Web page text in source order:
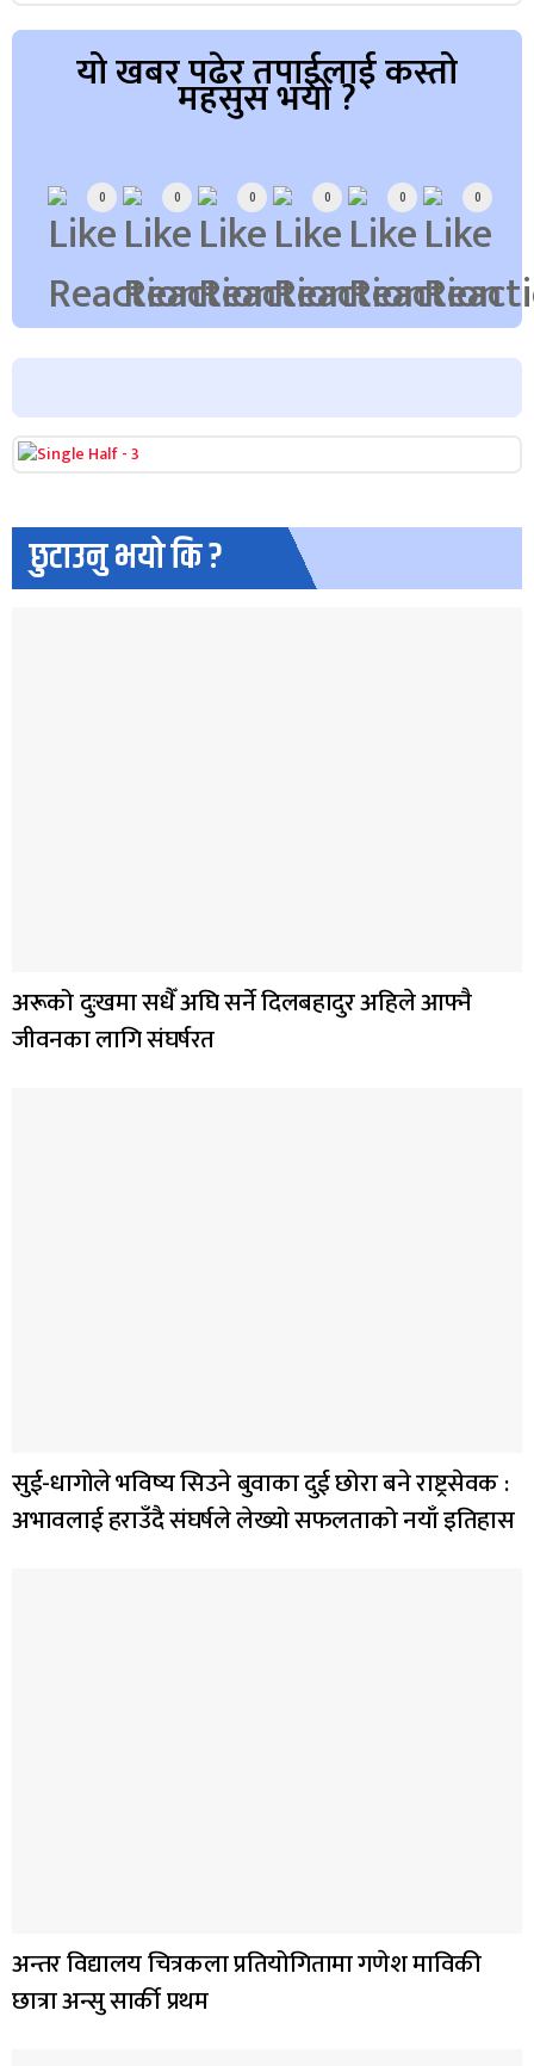
यो खबर पढेर तपाईलाई कस्तो
महसुस भयो ?
0 0 0 0 0 0
छुटाउनु भयो कि ?
अरूको दुःखमा सधैँ अघि सर्ने दिलबहादुर अहिले आफ्नै
जीवनका लागि संघर्षरत
सुई-धागोले भविष्य सिउने बुवाका दुई छोरा बने राष्ट्रसेवक :
अभावलाई हराउँदै संघर्षले लेख्यो सफलताको नयाँ इतिहास
अन्तर विद्यालय चित्रकला प्रतियोगितामा गणेश माविकी
छात्रा अन्सु सार्की प्रथम